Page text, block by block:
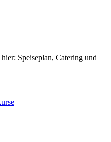
Speiseplan, Catering und